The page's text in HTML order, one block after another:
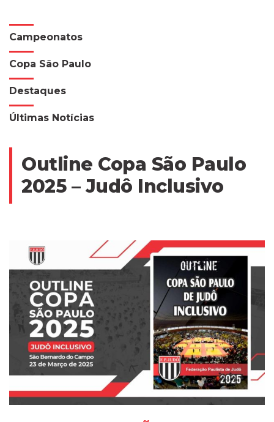
Campeonatos
Copa São Paulo
Destaques
Últimas Notícias
Outline Copa São Paulo
2025 – Judô Inclusivo